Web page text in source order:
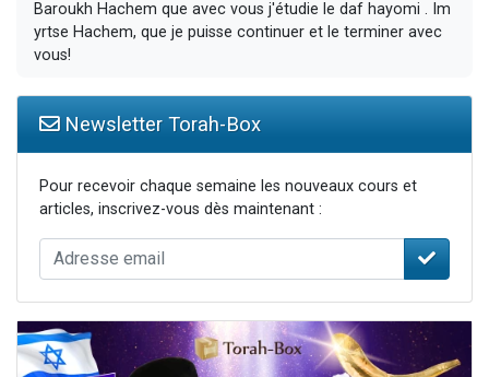
Baroukh Hachem que avec vous j'étudie le daf hayomi . Im
yrtse Hachem, que je puisse continuer et le terminer avec
vous!
Newsletter Torah-Box
Pour recevoir chaque semaine les nouveaux cours et
articles, inscrivez-vous dès maintenant :